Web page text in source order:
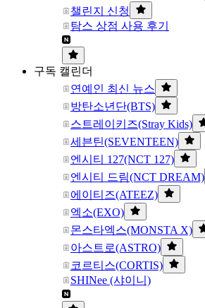
챌린지 신청
탐스 상점 사용 후기
구독 캘린더
연예인 최신 뉴스
방탄소년단(BTS)
스트레이키즈(Stray Kids)
세븐틴(SEVENTEEN)
엔시티 127(NCT 127)
엔시티 드림(NCT DREAM)
에이티즈(ATEEZ)
엑소(EXO)
몬스타엑스(MONSTA X)
아스트로(ASTRO)
코르티스(CORTIS)
SHINee (샤이니)